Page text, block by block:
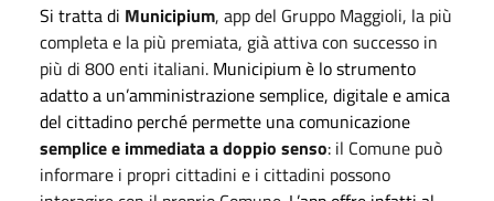
Si tratta di Municipium, app del Gruppo Maggioli, la più
completa e la più premiata, già attiva con successo in
più di 800 enti italiani. Municipium è lo strumento
adatto a un’amministrazione semplice, digitale e amica
del cittadino perché permette una comunicazione
semplice e immediata a doppio senso: il Comune può
informare i propri cittadini e i cittadini possono